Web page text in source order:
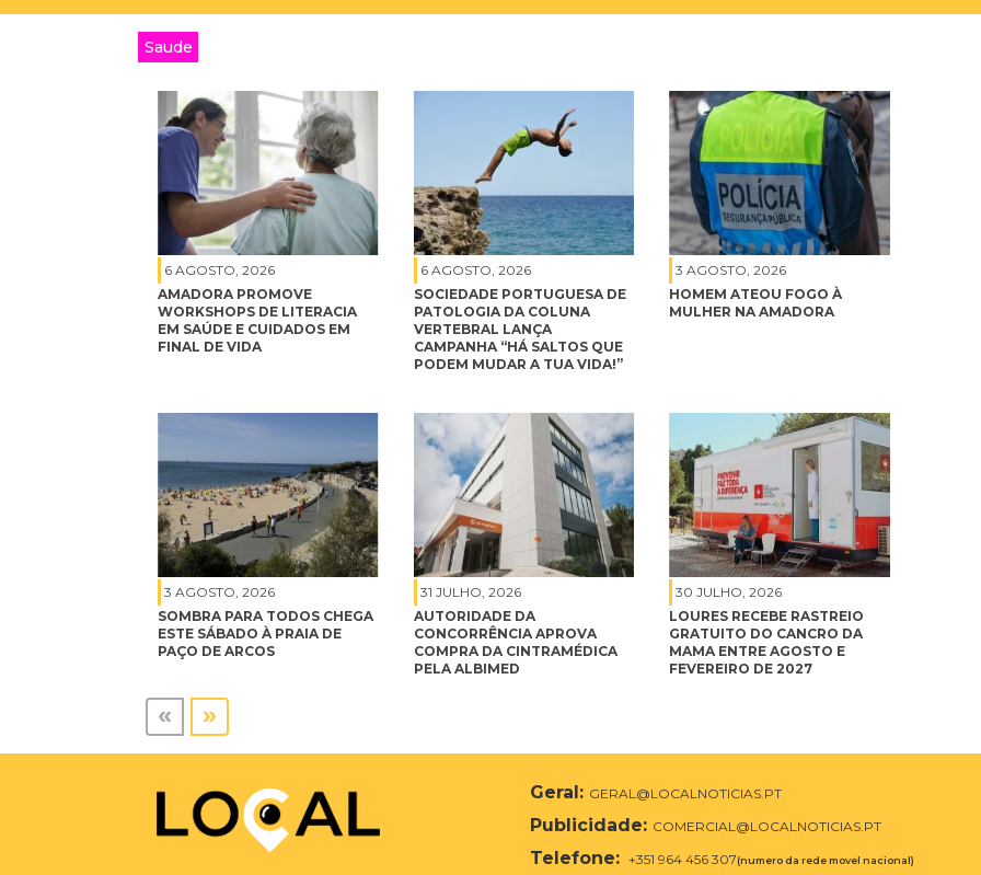
Saude
6 AGOSTO, 2026
AMADORA PROMOVE
WORKSHOPS DE LITERACIA
EM SAÚDE E CUIDADOS EM
FINAL DE VIDA
6 AGOSTO, 2026
SOCIEDADE PORTUGUESA DE
PATOLOGIA DA COLUNA
VERTEBRAL LANÇA
CAMPANHA “HÁ SALTOS QUE
PODEM MUDAR A TUA VIDA!”
3 AGOSTO, 2026
HOMEM ATEOU FOGO À
MULHER NA AMADORA
3 AGOSTO, 2026
SOMBRA PARA TODOS CHEGA
ESTE SÁBADO À PRAIA DE
PAÇO DE ARCOS
31 JULHO, 2026
AUTORIDADE DA
CONCORRÊNCIA APROVA
COMPRA DA CINTRAMÉDICA
PELA ALBIMED
30 JULHO, 2026
LOURES RECEBE RASTREIO
GRATUITO DO CANCRO DA
MAMA ENTRE AGOSTO E
FEVEREIRO DE 2027
« »
Geral: GERAL@LOCALNOTICIAS.PT
Publicidade: COMERCIAL@LOCALNOTICIAS.PT
Telefone: +351 964 456 307(numero da rede movel nacional)